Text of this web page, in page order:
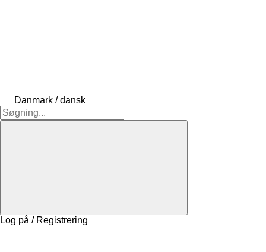
Danmark / dansk
Log på / Registrering